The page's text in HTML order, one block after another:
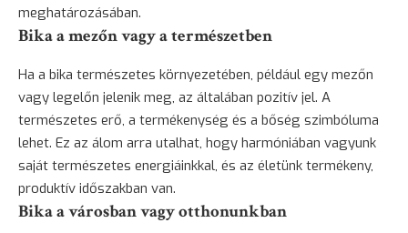
meghatározásában.
Bika a mezőn vagy a természetben
Ha a bika természetes környezetében, például egy mezőn
vagy legelőn jelenik meg, az általában pozitív jel. A
természetes erő, a termékenység és a bőség szimbóluma
lehet. Ez az álom arra utalhat, hogy harmóniában vagyunk
saját természetes energiáinkkal, és az életünk termékeny,
produktív időszakban van.
Bika a városban vagy otthonunkban